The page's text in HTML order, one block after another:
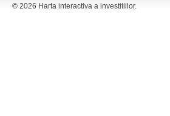
© 2026 Harta interactiva a investitiilor.